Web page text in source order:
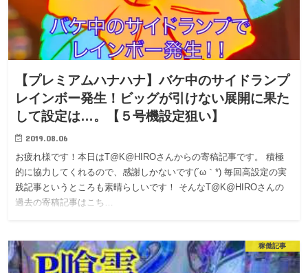
【プレミアムハナハナ】バケ中のサイドランプ
レインボー発生！ビッグが引けない展開に果た
して設定は…。【５号機設定狙い】
2019.08.06
お疲れ様です！本日はT@K@HIROさんからの寄稿記事です。 積極
的に協力してくれるので、感謝しかないです(´ω｀*) 毎回高設定の実
践記事というところも素晴らしいです！ そんなT@K@HIROさんの
過去の寄稿記事はこち…
稼働記事